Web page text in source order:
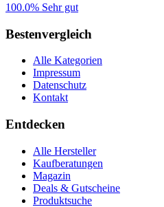
100.0% Sehr gut
Bestenvergleich
Alle Kategorien
Impressum
Datenschutz
Kontakt
Entdecken
Alle Hersteller
Kaufberatungen
Magazin
Deals & Gutscheine
Produktsuche